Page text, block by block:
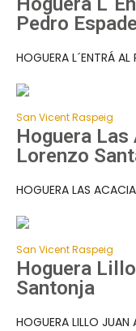
Pedro
HOGUERA L´ENTRÁ
San Vicent Raspeig
Hoguera
Lorenzo
HOGUERA LAS
San Vicent Raspeig
Hoguera
Santonja
HOGUERA LILLO